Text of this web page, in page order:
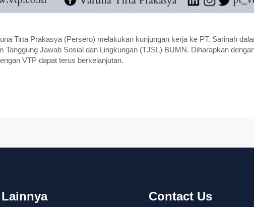
Tirta Prakasya (Persero) melakukan kunjungan kerja ke PT. Sarinah
Tanggung Jawab Sosial dan Lingkungan (TJSL) BUMN. Diharapkan
VTP dapat terus berkelanjutan.
Lainnya Contact Us